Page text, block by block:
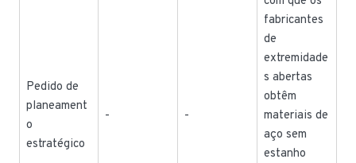
Pedido de
planeament
o
estratégico
- -
fabricantes
de
extremidade
s abertas
obtêm
materiais de
aço sem
estanho